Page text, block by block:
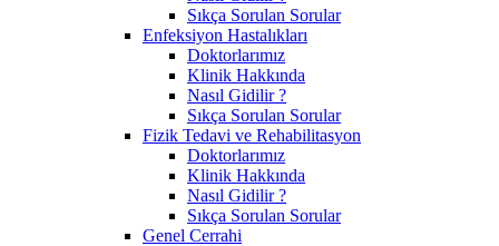
Sıkça Sorulan Sorular
Enfeksiyon Hastalıkları
Doktorlarımız
Klinik Hakkında
Nasıl Gidilir ?
Sıkça Sorulan Sorular
Fizik Tedavi ve Rehabilitasyon
Doktorlarımız
Klinik Hakkında
Nasıl Gidilir ?
Sıkça Sorulan Sorular
Genel Cerrahi